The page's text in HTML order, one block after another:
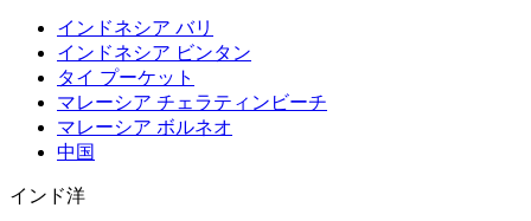
インドネシア バリ
インドネシア ビンタン
タイ プーケット
マレーシア チェラティンビーチ
マレーシア ボルネオ
中国
インド洋